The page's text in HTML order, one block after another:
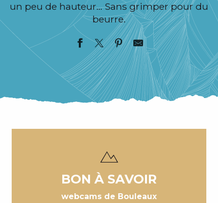
un peu de hauteur… Sans grimper pour du
beurre.
BON À SAVOIR
webcams de Bouleaux